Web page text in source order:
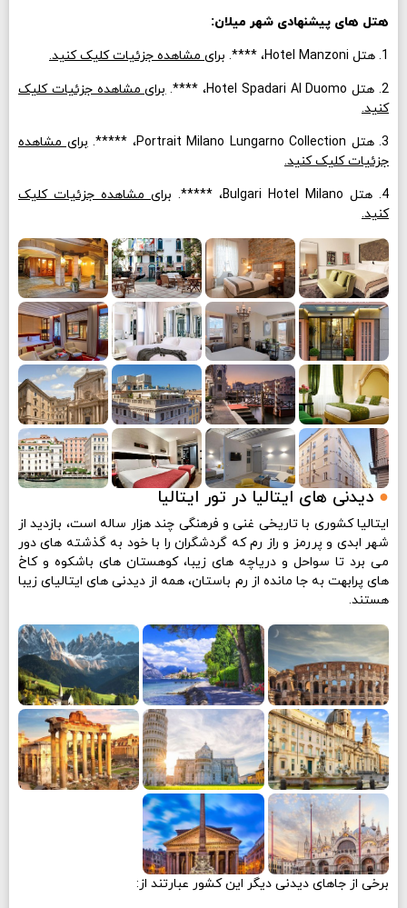
هتل های پیشنهادی شهر میلان:
1. هتل Hotel Manzoni، ****.
برای مشاهده جزئیات کلیک کنید.
2. هتل Hotel Spadari Al Duomo، ****.
برای مشاهده جزئیات کلیک
کنید.
3. هتل Portrait Milano Lungarno Collection، *****.
برای مشاهده
جزئیات کلیک کنید.
4. هتل Bulgari Hotel Milano، *****.
برای مشاهده جزئیات کلیک
کنید.
● دیدنی های ایتالیا در تور ایتالیا
ایتالیا کشوری با تاریخی غنی و فرهنگی چند هزار ساله است، بازدید از
شهر ابدی و پررمز و راز رم که گردشگران را با خود به گذشته های دور
می برد تا سواحل و دریاچه های زیبا، کوهستان های باشکوه و کاخ
های پرابهت به جا مانده از رم باستان، همه از دیدنی های ایتالیای زیبا
هستند.
برخی از جاهای دیدنی دیگر این کشور عبارتند از: